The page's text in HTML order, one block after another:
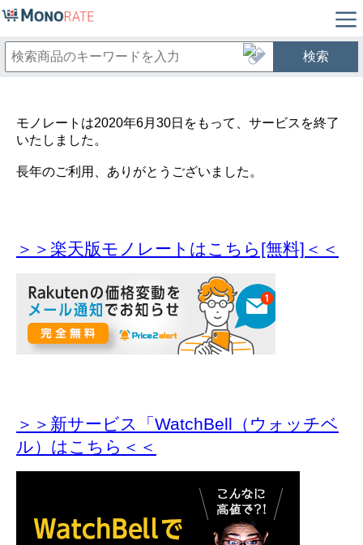
検索
モノレートは2020年6月30日をもって、サービスを終了
いたしました。
長年のご利用、ありがとうございました。
＞＞楽天版モノレートはこちら[無料]＜＜
＞＞新サービス「WatchBell（ウォッチベ
ル）はこちら＜＜